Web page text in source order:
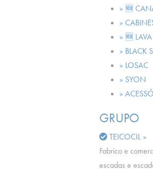
» 🆕
»
» 🆕
» BLACK
» LOSAC
» SYON
»
GRUPO
TEICOCIL »
Fabrico e
escadas e